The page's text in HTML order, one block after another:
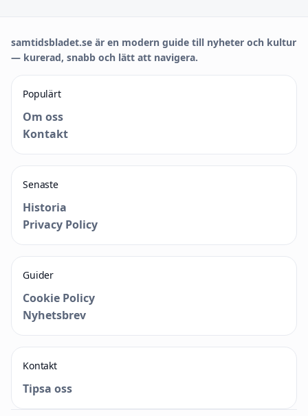
samtidsbladet.se är en modern guide till nyheter och kultur
— kurerad, snabb och lätt att navigera.
Populärt
Om oss
Kontakt
Senaste
Historia
Privacy Policy
Guider
Cookie Policy
Nyhetsbrev
Kontakt
Tipsa oss